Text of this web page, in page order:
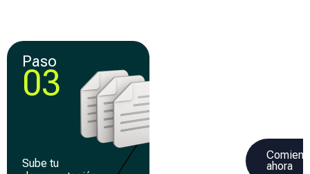
Paso
03
Sube tu
ahora